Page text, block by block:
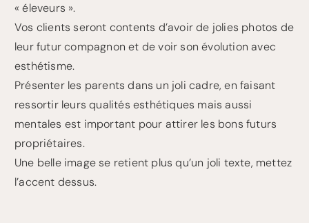
« éleveurs ».
Vos clients seront contents d’avoir de jolies photos de
leur futur compagnon et de voir son évolution avec
esthétisme.
Présenter les parents dans un joli cadre, en faisant
ressortir leurs qualités esthétiques mais aussi
mentales est important pour attirer les bons futurs
propriétaires.
Une belle image se retient plus qu’un joli texte, mettez
l’accent dessus.